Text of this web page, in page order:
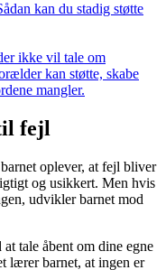
kan du stadig støtte
ikke vil tale om
kan støtte, skabe
mangler.
fejl
oplever, at fejl bliver
og usikkert. Men hvis
udvikler barnet mod
tale åbent om dine egne
lærer barnet, at ingen er